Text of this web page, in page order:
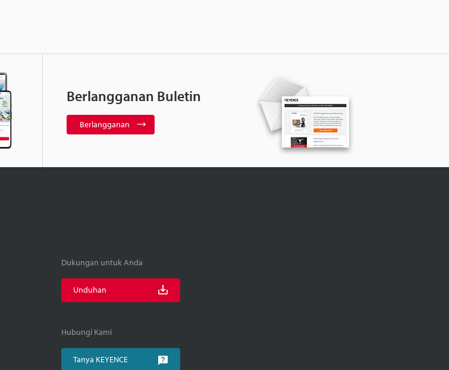
Berlangganan Buletin
Berlangganan
Dukungan untuk Anda
Unduhan
Hubungi Kami
Tanya KEYENCE